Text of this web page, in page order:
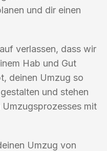
und dir einen
verlassen, dass wir
Hab und Gut
deinen Umzug so
und stehen
mit
Umzug von